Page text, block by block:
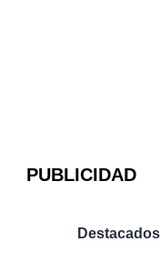
PUBLICIDAD
Destacados